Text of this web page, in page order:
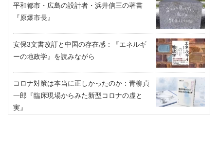
平和都市・広島の設計者・浜井信三の著書
『原爆市長』
安保3文書改訂と中国の存在感：『エネルギ
ーの地政学』を読みながら
コロナ対策は本当に正しかったのか：青柳貞
一郎『臨床現場からみた新型コロナの虚と
実』